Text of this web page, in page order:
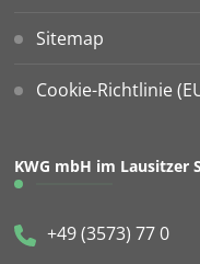
Sitemap
Cookie-Richtlinie
KWG mbH im Lausitzer
+49 (3573) 77 0